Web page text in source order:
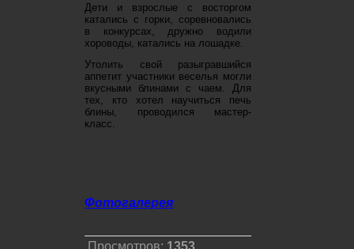
Дети и взрослые с восторгом
катались с горки, соревновались
в конкурсах, дружно водили
хороводы, катались на лошадке.
Утолить свой разыгравшийся
аппетит участники веселья могли
вкусными блинами с чаем. Для
тех, кто хотел научиться печь
блины, проводился мастер-
класс.
Фотогалерея